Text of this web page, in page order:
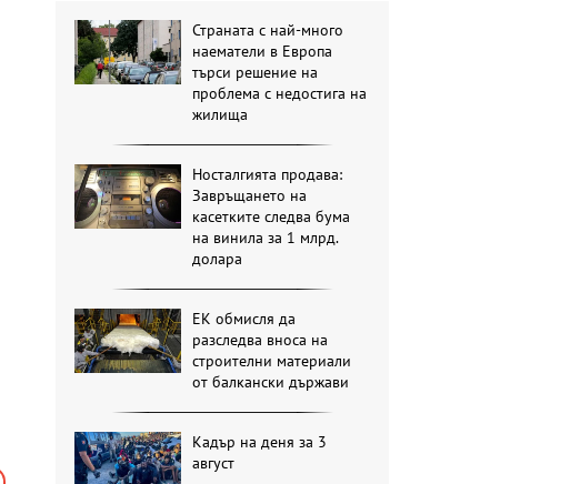
Страната с най-много
наематели в Европа
търси решение на
проблема с недостига на
жилища
Носталгията продава:
Завръщането на
касетките следва бума
на винила за 1 млрд.
долара
ЕК обмисля да
разследва вноса на
строителни материали
от балкански държави
Кадър на деня за 3
август